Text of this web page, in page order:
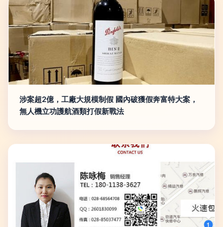
涉案超2億，工廠大規模制假 國內破獲假奔富特大案，
無人機立功護航酒類打假新戰法